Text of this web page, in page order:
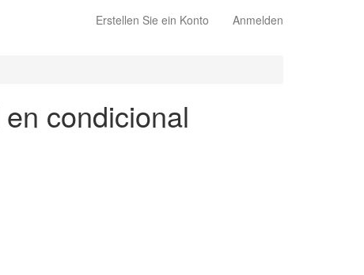
Erstellen Sie ein Konto Anmelden
condicional